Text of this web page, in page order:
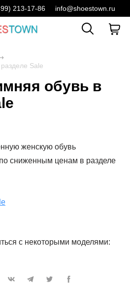
213-17-86 info@shoestown.ru
Sale
обувь в
женскую обувь
сниженным ценам в разделе
с некоторыми моделями: